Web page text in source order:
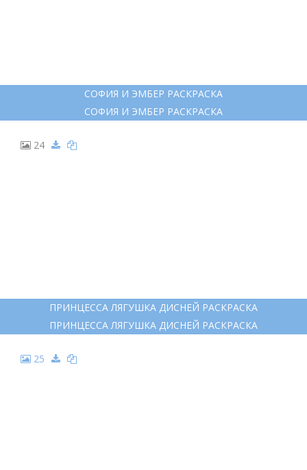
СОФИЯ И ЭМБЕР РАСКРАСКА
СОФИЯ И ЭМБЕР РАСКРАСКА
24
ПРИНЦЕССА ЛЯГУШКА ДИСНЕЙ РАСКРАСКА
ПРИНЦЕССА ЛЯГУШКА ДИСНЕЙ РАСКРАСКА
25